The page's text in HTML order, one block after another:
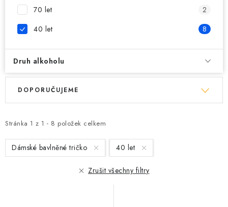
70 let
2
40 let
8
Druh alkoholu
V
i
s
p
Stránka 1 z 1 - 8 položek celkem
Ř
e
n
í
DOPORUČUJEME
Dámské bavlněné tričko 40 let
Zrušit všechny filtry